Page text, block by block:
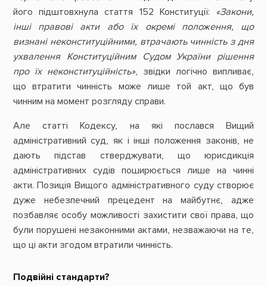
його підштовхнула стаття 152 Конституції: «Закони,
інші правові акти або їх окремі положення, що
визнані неконституційними, втрачають чинність з дня
ухвалення Конституційним Судом України рішення
про їх неконституційність», звідки логічно випливає,
що втратити чинність може лише той акт, що був
чинним на момент розгляду справи.
Але статті Кодексу, на які послався Вищий
адміністративний суд, як і інші положення законів, не
дають підстав стверджувати, що юрисдикція
адміністративних судів поширюється лише на чинні
акти. Позиція Вищого адміністративного суду створює
дуже небезпечний прецедент на майбутнє, адже
позбавляє особу можливості захистити свої права, що
були порушені незаконними актами, незважаючи на те,
що ці акти згодом втратили чинність.
Подвійні стандарти?